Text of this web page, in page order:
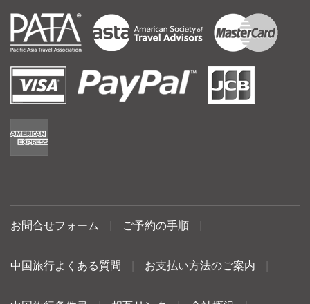
お問合せフォーム ご予約の手順
中国旅行よくある質問 お支払い方法のご案内